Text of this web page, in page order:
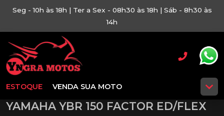
Seg - 10h às 18h | Ter a Sex - 08h30 às 18h | Sáb - 8h30 às
14h
ESTOQUE VENDA SUA MOTO
YAMAHA YBR 150 FACTOR ED/FLEX